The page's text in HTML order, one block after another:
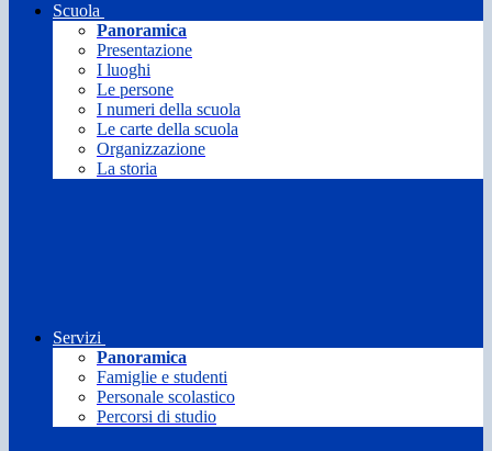
Scuola
Panoramica
Presentazione
I luoghi
Le persone
I numeri della scuola
Le carte della scuola
Organizzazione
La storia
Servizi
Panoramica
Famiglie e studenti
Personale scolastico
Percorsi di studio